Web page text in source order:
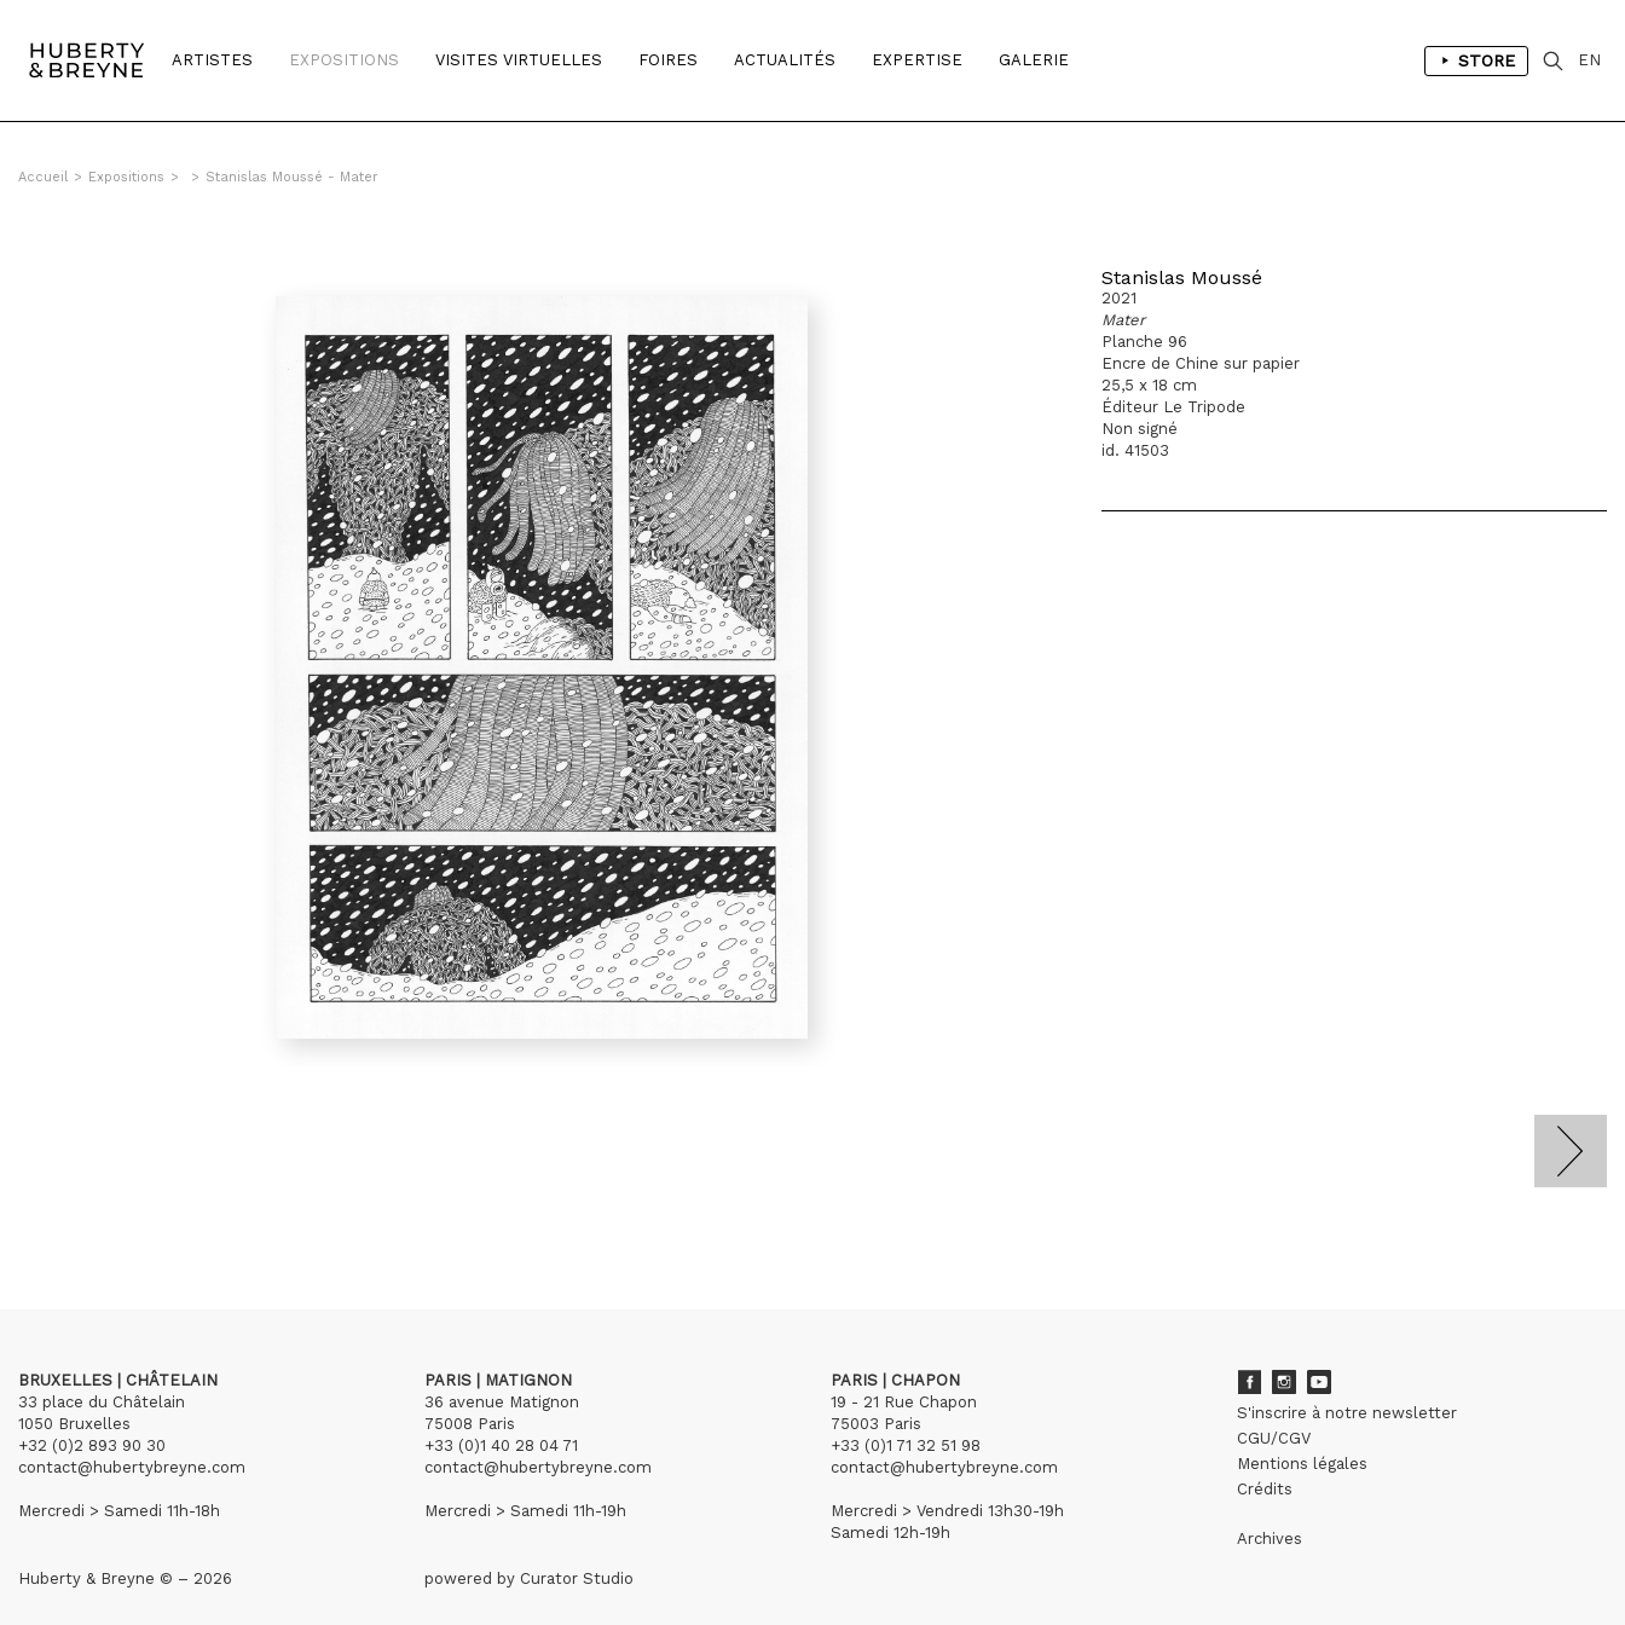
ARTISTES EXPOSITIONS VISITES VIRTUELLES FOIRES ACTUALITÉS EXPERTISE GALERIE STORE EN
Accueil > Expositions > > Stanislas Moussé - Mater
Stanislas Moussé
2021
Mater
Planche 96
Encre de Chine sur papier
25,5 x 18 cm
Éditeur Le Tripode
Non signé
id. 41503
BRUXELLES | CHÂTELAIN
33 place du Châtelain
1050 Bruxelles
+32 (0)2 893 90 30
contact@hubertybreyne.com
Mercredi > Samedi 11h-18h
PARIS | MATIGNON
36 avenue Matignon
75008 Paris
+33 (0)1 40 28 04 71
contact@hubertybreyne.com
Mercredi > Samedi 11h-19h
PARIS | CHAPON
19 - 21 Rue Chapon
75003 Paris
+33 (0)1 71 32 51 98
contact@hubertybreyne.com
Mercredi > Vendredi 13h30-19h
Samedi 12h-19h
S'inscrire à notre newsletter
CGU/CGV
Mentions légales
Crédits
Archives
Huberty & Breyne © – 2026 powered by Curator Studio